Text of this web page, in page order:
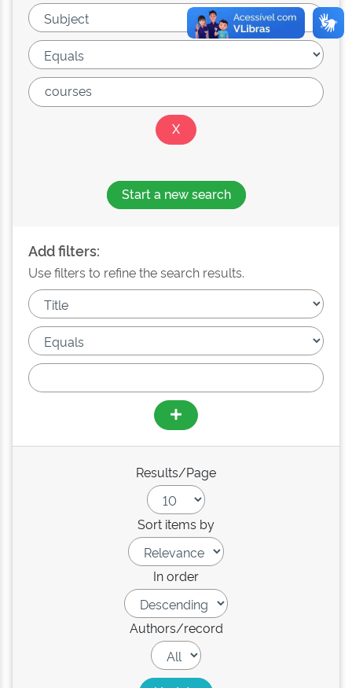
Start a new search
Add filters:
Use filters to refine the search results.
Results/Page
Sort items by
In order
Authors/record